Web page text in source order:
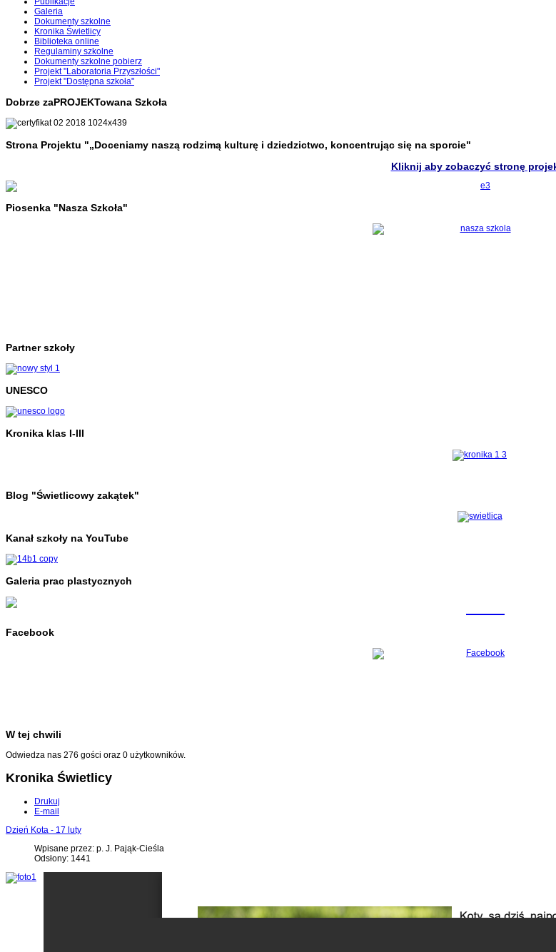
Galeria
Dokumenty szkolne
Kronika Świetlicy
Biblioteka online
Regulaminy szkolne
Dokumenty szkolne pobierz
Projekt "Laboratoria Przyszłości"
Projekt "Dostępna szkoła"
Dobrze zaPROJEKTowana Szkoła
Strona Projektu "„Doceniamy naszą rodzimą kulturę i dziedzictwo, koncentrując się na sporcie"
Kliknij aby zobaczyć stronę
Piosenka "Nasza Szkoła"
Partner szkoły
UNESCO
Kronika klas I-III
Blog "Świetlicowy zakątek"
Kanał szkoły na YouTube
Galeria prac plastycznych
Facebook
W tej chwili
Odwiedza nas 276 gości oraz 0 użytkowników.
Kronika Świetlicy
Drukuj
E-mail
Dzień Kota - 17 luty
Wpisane przez: p. J. Pająk-Cieśla
Odsłony: 1441